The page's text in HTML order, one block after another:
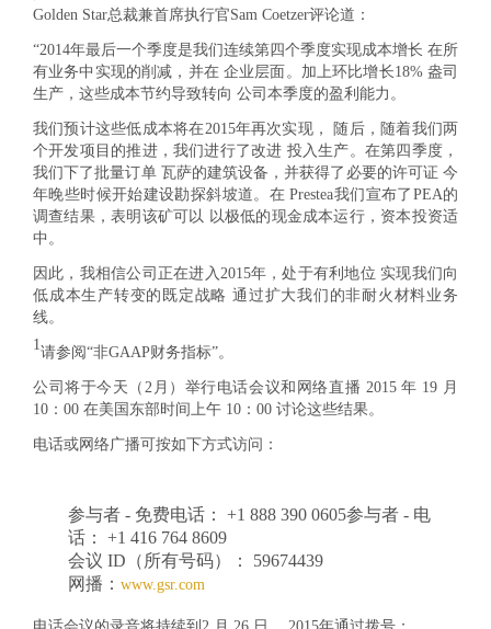
Golden Star总裁兼首席执行官Sam Coetzer评论道：
“2014年最后一个季度是我们连续第四个季度实现成本增长 在所
有业务中实现的削减，并在 企业层面。加上环比增长18% 盎司
生产，这些成本节约导致转向 公司本季度的盈利能力。
我们预计这些低成本将在2015年再次实现， 随后，随着我们两
个开发项目的推进，我们进行了改进 投入生产。在第四季度，
我们下了批量订单 瓦萨的建筑设备，并获得了必要的许可证 今
年晚些时候开始建设勘探斜坡道。在 Prestea我们宣布了PEA的
调查结果，表明该矿可以 以极低的现金成本运行，资本投资适
中。
因此，我相信公司正在进入2015年，处于有利地位 实现我们向
低成本生产转变的既定战略 通过扩大我们的非耐火材料业务
线。
1 请参阅“非GAAP财务指标”。
公司将于今天（2月）举行电话会议和网络直播 2015 年 19 月
10：00 在美国东部时间上午 10：00 讨论这些结果。
电话或网络广播可按如下方式访问：
参与者 - 免费电话： +1 888 390 0605参与者 - 电
话： +1 416 764 8609
会议 ID（所有号码）： 59674439
网播： www.gsr.com